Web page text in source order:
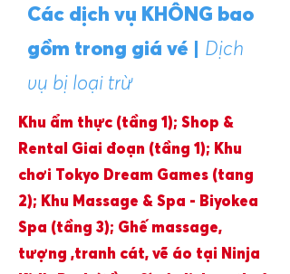
Các dịch vụ KHÔNG bao
gồm trong giá vé | Dịch
vụ bị loại trừ
Khu ẩm thực (tầng 1); Shop &
Rental Giai đoạn (tầng 1); Khu
chơi Tokyo Dream Games (tang
2); Khu Massage & Spa - Biyokea
Spa (tầng 3); Ghế massage,
tượng ,tranh cát, vẽ áo tại Ninja